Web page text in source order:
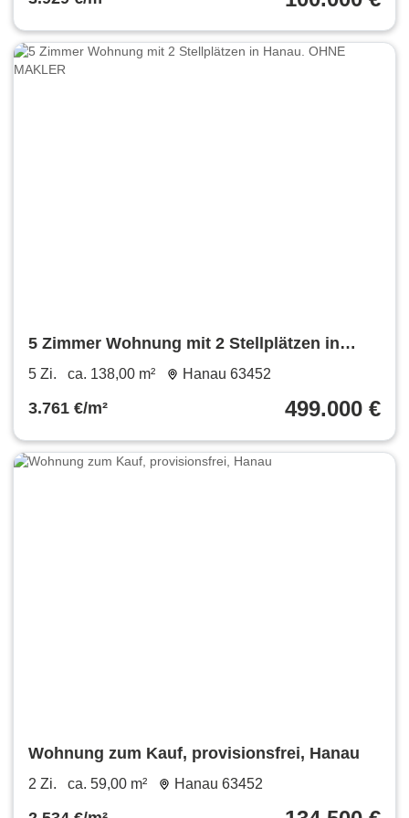
5 Zimmer Wohnung mit 2 Stellplätzen in
Hanau. OHNE MAKLER
5 Zi. ca. 138,00 m² Hanau 63452
3.761 €/m² 499.000 €
Wohnung zum Kauf, provisionsfrei, Hanau
2 Zi. ca. 59,00 m² Hanau 63452